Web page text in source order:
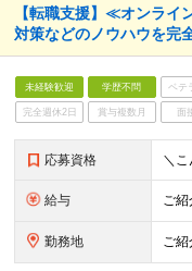
【転職支援】≪オンラ
対策などのノウハウを完
未経験歓迎 学歴不問 ベテ
完全週休2日 賞与複数月 面
応募資格
給与 ご紹
勤務地 ご紹